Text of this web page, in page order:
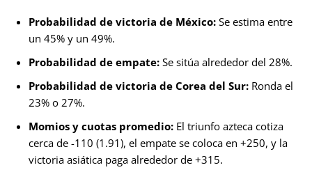
Probabilidad de victoria de México: Se estima entre
un 45% y un 49%.
Probabilidad de empate: Se sitúa alrededor del 28%.
Probabilidad de victoria de Corea del Sur: Ronda el
23% o 27%.
Momios y cuotas promedio: El triunfo azteca cotiza
cerca de -110 (1.91), el empate se coloca en +250, y la
victoria asiática paga alrededor de +315.